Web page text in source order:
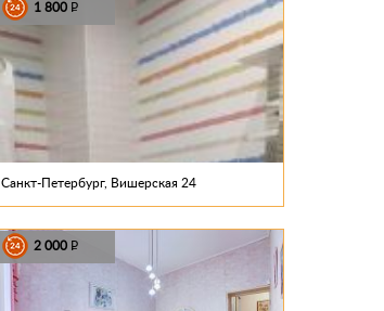
Санкт-Петербург, Вишерская 24
1 800 P
2 000 P